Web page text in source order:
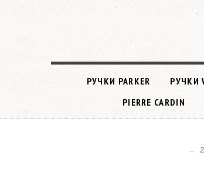
РУЧКИ PARKER РУЧКИ
PIERRE CARDIN